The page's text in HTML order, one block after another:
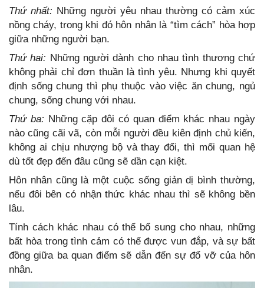
Thứ nhất: Những người yêu nhau thường có cảm xúc
nồng cháy, trong khi đó hôn nhân là “tìm cách” hòa hợp
giữa những người bạn.
Thứ hai: Những người dành cho nhau tình thương chứ
không phải chỉ đơn thuần là tình yêu. Nhưng khi quyết
định sống chung thì phụ thuộc vào việc ăn chung, ngủ
chung, sống chung với nhau.
Thứ ba: Những cặp đôi có quan điểm khác nhau ngày
nào cũng cãi vã, còn mỗi người đều kiên định chủ kiến,
không ai chịu nhượng bộ và thay đổi, thì mối quan hệ
dù tốt đẹp đến đâu cũng sẽ dần cạn kiệt.
Hôn nhân cũng là một cuộc sống giản dị bình thường,
nếu đôi bên có nhận thức khác nhau thì sẽ không bền
lâu.
Tính cách khác nhau có thể bổ sung cho nhau, những
bất hòa trong tình cảm có thể được vun đắp, và sự bất
đồng giữa ba quan điểm sẽ dẫn đến sự đổ vỡ của hôn
nhân.